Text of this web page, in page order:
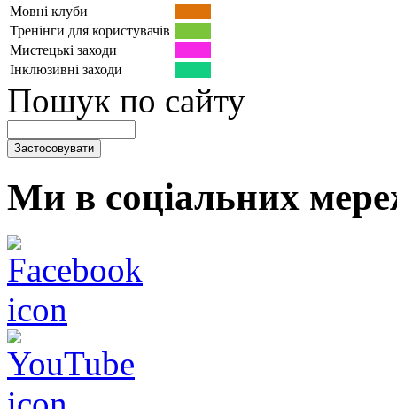
Мовні клуби
Тренінги для користувачів
Мистецькі заходи
Інклюзивні заходи
Пошук по сайту
Ми в соціальних